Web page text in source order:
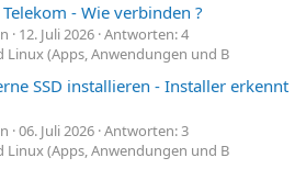
- Wie verbinden ?
12. Juli 2026 Antworten: 4
Linux (Apps, Anwendungen und B
SSD installieren - Installer erkennt
06. Juli 2026 Antworten: 3
Linux (Apps, Anwendungen und B